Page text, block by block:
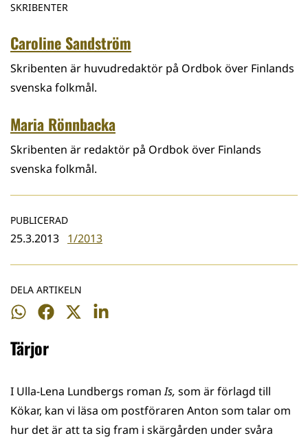
SKRIBENTER
Caroline Sandström
Skribenten är huvudredaktör på Ordbok över Finlands
svenska folkmål.
Maria Rönnbacka
Skribenten är redaktör på Ordbok över Finlands
svenska folkmål.
PUBLICERAD
25.3.2013 1/2013
DELA ARTIKELN
Dela
WhatsApp
Dela
Facebook
Dela
Dela
Tärjor
I Ulla-Lena Lundbergs romanIs, som är förlagd till
Kökar, kan vi läsa om postföraren Anton som talar om
hur det är att ta sig fram i skärgården under svåra